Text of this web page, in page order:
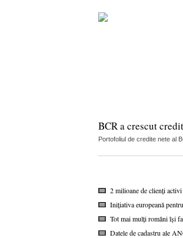
BCR a crescut
Portofoliul de credite nete al
2 milioane de clienți
Inițiativa europeană
Tot mai mulți români își
Datele de cadastru ale